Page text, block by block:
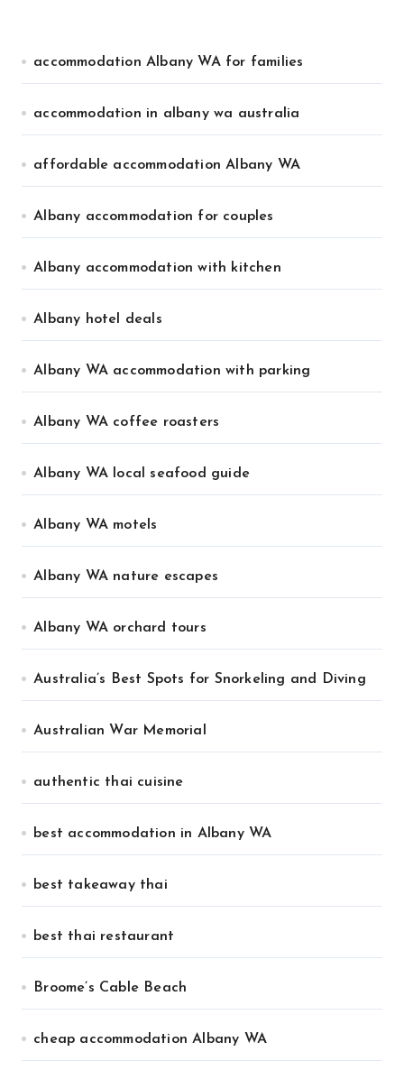
accommodation Albany WA for families
accommodation in albany wa australia
affordable accommodation Albany WA
Albany accommodation for couples
Albany accommodation with kitchen
Albany hotel deals
Albany WA accommodation with parking
Albany WA coffee roasters
Albany WA local seafood guide
Albany WA motels
Albany WA nature escapes
Albany WA orchard tours
Australia’s Best Spots for Snorkeling and Diving
Australian War Memorial
authentic thai cuisine
best accommodation in Albany WA
best takeaway thai
best thai restaurant
Broome’s Cable Beach
cheap accommodation Albany WA